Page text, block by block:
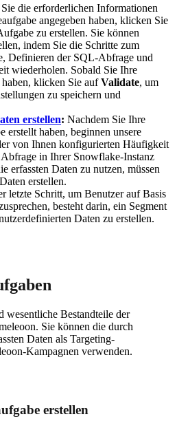
die erforderlichen Informationen
angegeben haben, klicken Sie
zu erstellen. Sie können
indem Sie die Schritte zum
Definieren der SQL-Abfrage und
wiederholen. Sobald Sie Ihre
klicken Sie aufValidate, um
zu speichern und
erstellen: Nachdem Sie Ihre
erstellt haben, beginnen unsere
von Ihnen konfigurierten Häufigkeit
in Ihrer Snowflake-Instanz
erfassten Daten zu nutzen, müssen
erstellen.
letzte Schritt, um Benutzer auf Basis
besteht darin, ein Segment
Daten zu erstellen.
wesentliche Bestandteile der
Sie können die durch
Daten als Targeting-
Kampagnen verwenden.
erstellen